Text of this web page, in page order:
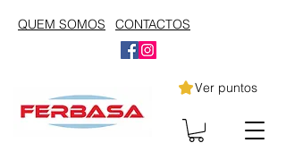
QUEM SOMOS CONTACTOS
Ver puntos